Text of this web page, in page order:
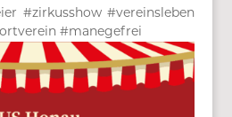
#zirkusshow #vereinsleben
#manegefrei